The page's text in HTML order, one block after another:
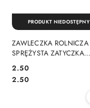
ZAWLECZKA ROLNICZA
SPRĘŻYSTA ZATYCZKA
Cena:
2.50
Cena:
2.50
PRODUKT NIEDOSTĘPNY